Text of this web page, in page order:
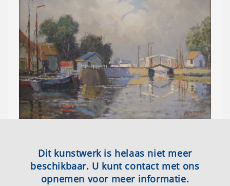
Dit kunstwerk is helaas niet meer
beschikbaar. U kunt contact met ons
opnemen voor meer informatie.